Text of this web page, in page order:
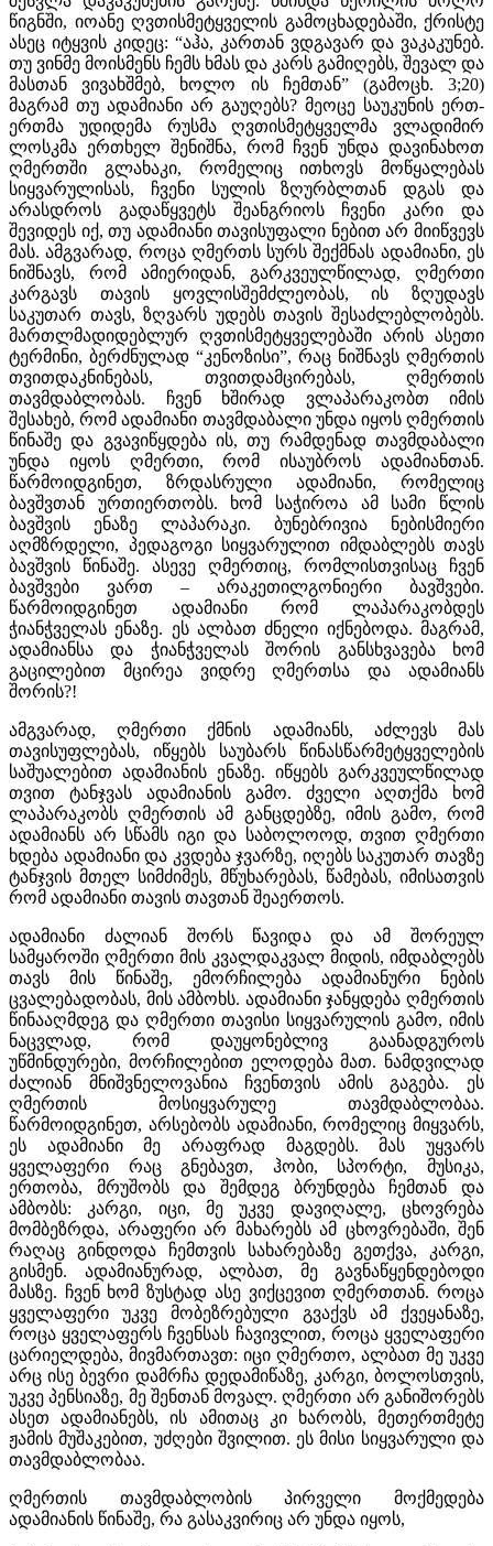
წიგნში, იოანე ღვთისმეტყველის გამოცხადებაში, ქრისტე
ასეც იტყვის კიდეც: “აჰა, კართან ვდგავარ და ვაკაკუნებ.
თუ ვინმე მოისმენს ჩემს ხმას და კარს გამიღებს, შევალ და
მასთან ვივახშმებ, ხოლო ის ჩემთან” (გამოცხ. 3;20)
მაგრამ თუ ადამიანი არ გაუღებს? მეოცე საუკუნის ერთ-
ერთმა უდიდემა რუსმა ღვთისმეტყველმა ვლადიმირ
ლოსკმა ერთხელ შენიშნა, რომ ჩვენ უნდა დავინახოთ
ღმერთში გლახაკი, რომელიც ითხოვს მოწყალებას
სიყვარულისას, ჩვენი სულის ზღურბლთან დგას და
არასდროს გადაწყვეტს შეანგრიოს ჩვენი კარი და
შევიდეს იქ, თუ ადამიანი თავისუფალი ნებით არ მიიწვევს
მას. ამგვარად, როცა ღმერთს სურს შექმნას ადამიანი, ეს
ნიშნავს, რომ ამიერიდან, გარკვეულწილად, ღმერთი
კარგავს თავის ყოვლისშემძლეობას, ის ზღუდავს
საკუთარ თავს, ზღვარს უდებს თავის შესაძლებლობებს.
მართლმადიდებლურ ღვთისმეტყველებაში არის ასეთი
ტერმინი, ბერძნულად “კენოზისი”, რაც ნიშნავს ღმერთის
თვითდაკნინებას, თვითდამცირებას, ღმერთის
თავმდაბლობას. ჩვენ ხშირად ვლაპარაკობთ იმის
შესახებ, რომ ადამიანი თავმდაბალი უნდა იყოს ღმერთის
წინაშე და გვავიწყდება ის, თუ რამდენად თავმდაბალი
უნდა იყოს ღმერთი, რომ ისაუბროს ადამიანთან.
წარმოიდგინეთ, ზრდასრული ადამიანი, რომელიც
ბავშვთან ურთიერთობს. ხომ საჭიროა ამ სამი წლის
ბავშვის ენაზე ლაპარაკი. ბუნებრივია ნებისმიერი
აღმზრდელი, პედაგოგი სიყვარულით იმდაბლებს თავს
ბავშვის წინაშე. ასევე ღმერთიც, რომლისთვისაც ჩვენ
ბავშვები ვართ – არაკეთილგონიერი ბავშვები.
წარმოიდგინეთ ადამიანი რომ ლაპარაკობდეს
ჭიანჭველას ენაზე. ეს ალბათ ძნელი იქნებოდა. მაგრამ,
ადამიანსა და ჭიანჭველას შორის განსხვავება ხომ
გაცილებით მცირეა ვიდრე ღმერთსა და ადამიანს
შორის?!
ამგვარად, ღმერთი ქმნის ადამიანს, აძლევს მას
თავისუფლებას, იწყებს საუბარს წინასწარმეტყველების
საშუალებით ადამიანის ენაზე. იწყებს გარკვეულწილად
თვით ტანჯვას ადამიანის გამო. ძველი აღთქმა ხომ
ლაპარაკობს ღმერთის ამ განცდებზე, იმის გამო, რომ
ადამიანს არ სწამს იგი და საბოლოოდ, თვით ღმერთი
ხდება ადამიანი და კვდება ჯვარზე, იღებს საკუთარ თავზე
ტანჯვის მთელ სიმძიმეს, მწუხარებას, წამებას, იმისათვის
რომ ადამიანი თავის თავთან შეაერთოს.
ადამიანი ძალიან შორს წავიდა და ამ შორეულ
სამყაროში ღმერთი მის კვალდაკვალ მიდის, იმდაბლებს
თავს მის წინაშე, ემორჩილება ადამიანური ნების
ცვალებადობას, მის ამბოხს. ადამიანი ჯანყდება ღმერთის
წინააღმდეგ და ღმერთი თავისი სიყვარულის გამო, იმის
ნაცვლად, რომ დაუყონებლივ გაანადგუროს
უწმინდურები, მორჩილებით ელოდება მათ. ნამდვილად
ძალიან მნიშვნელოვანია ჩვენთვის ამის გაგება. ეს
ღმერთის მოსიყვარულე თავმდაბლობაა.
წარმოიდგინეთ, არსებობს ადამიანი, რომელიც მიყვარს,
ეს ადამიანი მე არაფრად მაგდებს. მას უყვარს
ყველაფერი რაც გნებავთ, ჰობი, სპორტი, მუსიკა,
ერთობა, მრუშობს და შემდეგ ბრუნდება ჩემთან და
ამბობს: კარგი, იცი, მე უკვე დავიღალე, ცხოვრება
მომბეზრდა, არაფერი არ მახარებს ამ ცხოვრებაში, შენ
რაღაც გინდოდა ჩემთვის სახარებაზე გეთქვა, კარგი,
გისმენ. ადამიანურად, ალბათ, მე გავნაწყენდებოდი
მასზე. ჩვენ ხომ ზუსტად ასე ვიქცევით ღმერთთან. როცა
ყველაფერი უკვე მობეზრებული გვაქვს ამ ქვეყანაზე,
როცა ყველაფერს ჩვენსას ჩავივლით, როცა ყველაფერი
ცარიელდება, მივმართავთ: იცი ღმერთო, ალბათ მე უკვე
არც ისე ბევრი დამრჩა დედამიწაზე, კარგი, ბოლოსთვის,
უკვე პენსიაზე, მე შენთან მოვალ. ღმერთი არ განიშორებს
ასეთ ადამიანებს, ის ამითაც კი ხარობს, მეთერთმეტე
ჟამის მუშაკებით, უძღები შვილით. ეს მისი სიყვარული და
თავმდაბლობაა.
ღმერთის თავმდაბლობის პირველი მოქმედება
ადამიანის წინაშე, რა გასაკვირიც არ უნდა იყოს,